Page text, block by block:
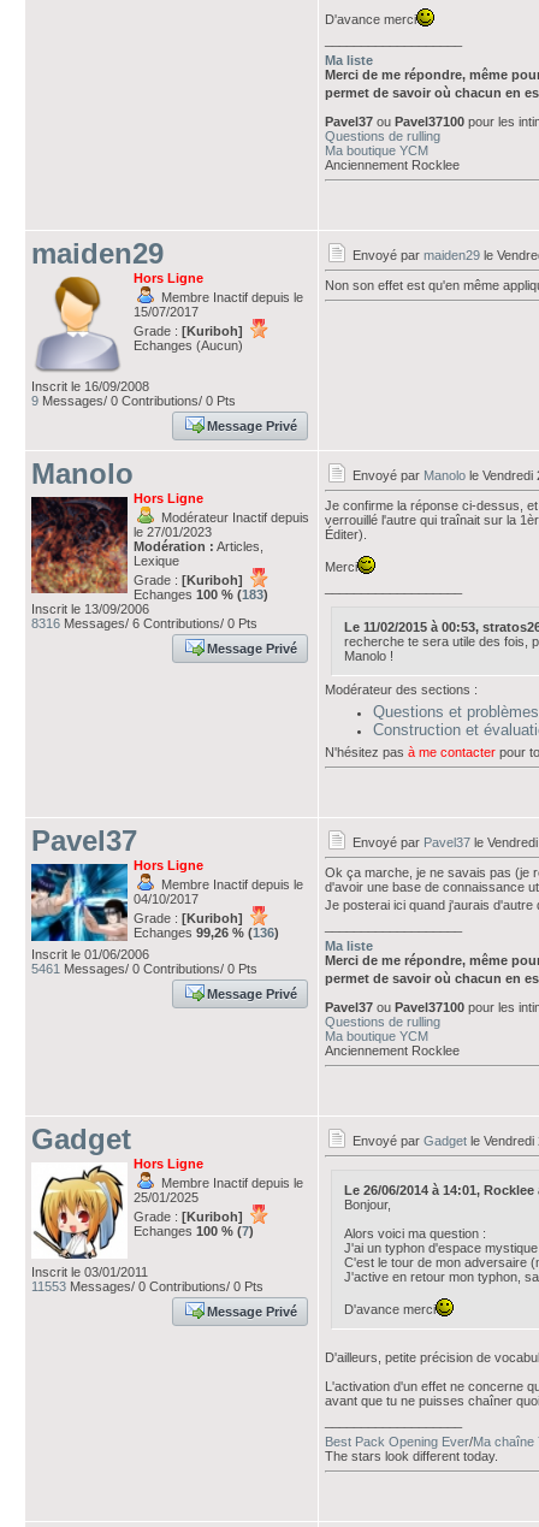
D'avance merci
Ma liste
Merci de me répondre, même
permet de savoir où chacun en
Pavel37 ou Pavel37100 pour les
Questions de rulling
Ma boutique YCM
Anciennement Rocklee
maiden29
Hors Ligne
Membre Inactif depuis le
15/07/2017
Grade : [Kuriboh]
Echanges (Aucun)
Inscrit le 16/09/2008
9 Messages/ 0 Contributions/ 0 Pts
Message Privé
Envoyé par maiden29 le
Non son effet est qu'en même
Manolo
Hors Ligne
Modérateur Inactif depuis
le 27/01/2023
Modération : Articles,
Lexique
Grade : [Kuriboh]
Echanges 100 % (183)
Inscrit le 13/09/2006
8316 Messages/ 6 Contributions/ 0 Pts
Message Privé
Envoyé par Manolo le Vendredi
Je confirme la réponse ci-dessus,
verrouillé l'autre qui traînait sur la
Éditer).
Merci
Le 11/02/2015 à 00:53,
recherche te sera utile des fois,
Manolo !
Modérateur des sections :
Questions et
Construction et
N'hésitez pas à me contacter pour
Pavel37
Hors Ligne
Membre Inactif depuis le
04/10/2017
Grade : [Kuriboh]
Echanges 99,26 % (136)
Inscrit le 01/06/2006
5461 Messages/ 0 Contributions/ 0 Pts
Message Privé
Envoyé par Pavel37 le
Ok ça marche, je ne savais pas (je
d'avoir une base de connaissance
Je posterai ici quand j'aurais d'autre
Ma liste
Merci de me répondre, même
permet de savoir où chacun en
Pavel37 ou Pavel37100 pour les
Questions de rulling
Ma boutique YCM
Anciennement Rocklee
Gadget
Hors Ligne
Membre Inactif depuis le
25/01/2025
Grade : [Kuriboh]
Echanges 100 % (7)
Inscrit le 03/01/2011
11553 Messages/ 0 Contributions/ 0 Pts
Message Privé
Envoyé par Gadget le Vendredi
Le 26/06/2014 à 14:01,
Bonjour,
Alors voici ma question :
J'ai un typhon d'espace
C'est le tour de mon adversaire
J'active en retour mon typhon,
D'avance merci
D'ailleurs, petite précision de
L'activation d'un effet ne concerne
avant que tu ne puisses chaîner
Best Pack Opening Ever/Ma chaîne
The stars look different today.